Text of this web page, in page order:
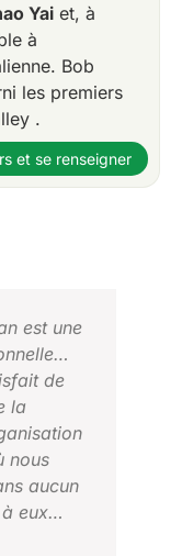
Yai et, à
à
Bob
les premiers
.
et se renseigner
est une
de
la
nous
aucun
eux…